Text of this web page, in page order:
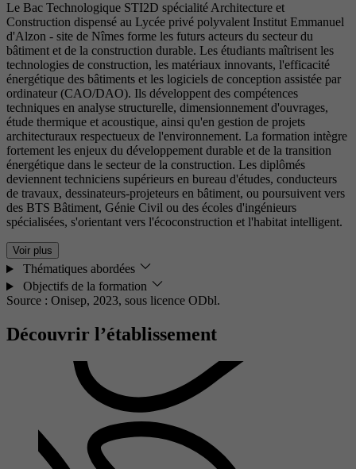
Le Bac Technologique STI2D spécialité Architecture et
Construction dispensé au Lycée privé polyvalent Institut Emmanuel
d'Alzon - site de Nîmes forme les futurs acteurs du secteur du
bâtiment et de la construction durable. Les étudiants maîtrisent les
technologies de construction, les matériaux innovants, l'efficacité
énergétique des bâtiments et les logiciels de conception assistée par
ordinateur (CAO/DAO). Ils développent des compétences
techniques en analyse structurelle, dimensionnement d'ouvrages,
étude thermique et acoustique, ainsi qu'en gestion de projets
architecturaux respectueux de l'environnement. La formation intègre
fortement les enjeux du développement durable et de la transition
énergétique dans le secteur de la construction. Les diplômés
deviennent techniciens supérieurs en bureau d'études, conducteurs
de travaux, dessinateurs-projeteurs en bâtiment, ou poursuivent vers
des BTS Bâtiment, Génie Civil ou des écoles d'ingénieurs
spécialisées, s'orientant vers l'écoconstruction et l'habitat intelligent.
Voir plus
Thématiques abordées
Objectifs de la formation
Source : Onisep, 2023, sous licence ODbl.
Découvrir l’établissement